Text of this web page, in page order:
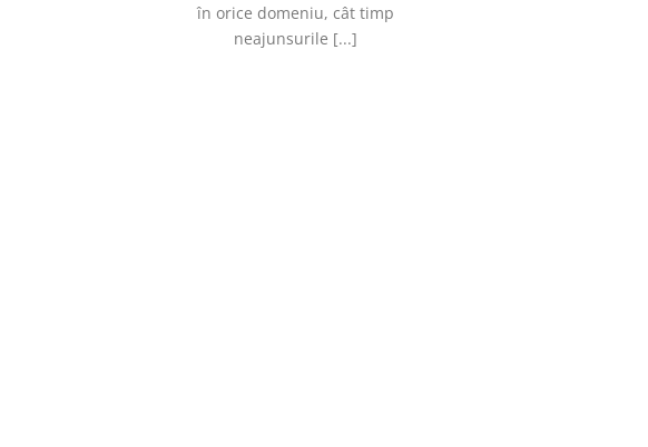
în orice domeniu, cât timp
neajunsurile [...]